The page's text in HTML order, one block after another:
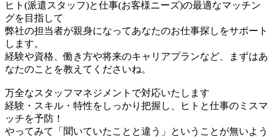
ヒト(派遣スタッフ)と仕事(お客様ニーズ)の最適なマッチン
グを目指して
弊社の担当者が親身になってあなたのお仕事探しをサポート
します。
経験や資格、働き方や将来のキャリアプランなど、まずはあ
なたのことを教えてくださいね。
万全なスタッフマネジメントで対応いたします
経験・スキル・特性をしっかり把握し、ヒトと仕事のミスマ
ッチを予防！
やってみて「聞いていたことと違う」ということが無いよう